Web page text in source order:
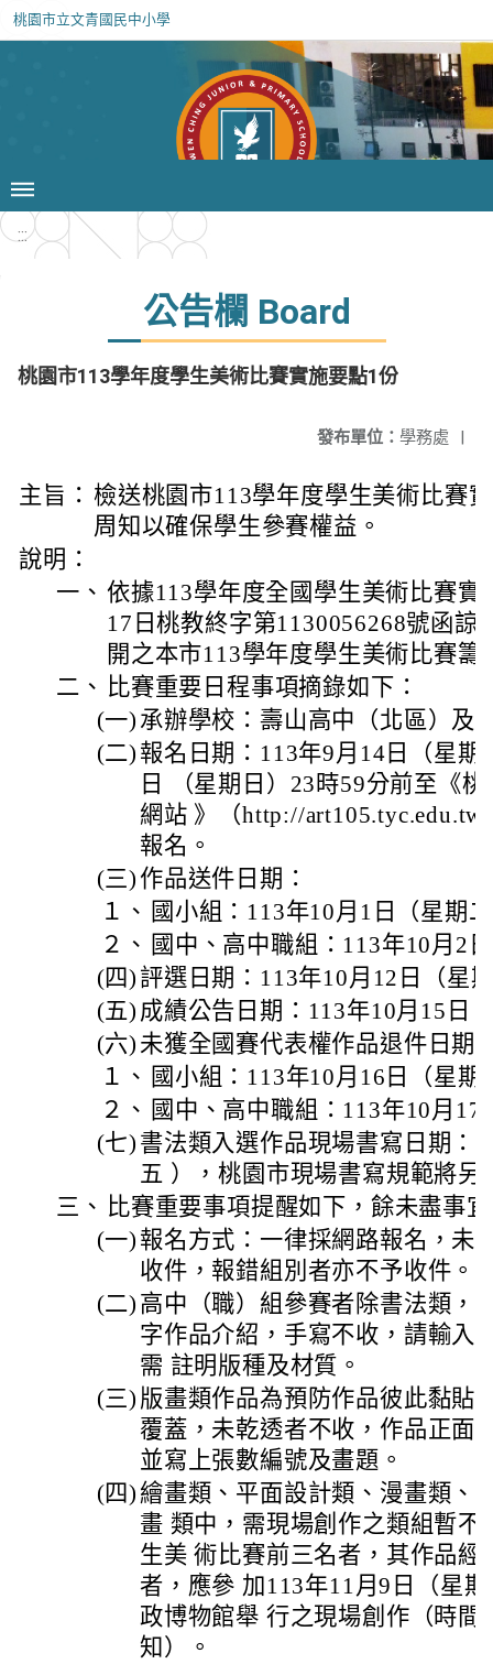
桃園市立文青國民中小學
:::
公告欄 Board
桃園市113學年度學生美術比賽實施要點1份
發布單位： 學務處 |
主旨： 檢送桃園市113學年度學生美術比賽
周知以確保學生參賽權益。
說明：
一、 依據113學年度全國學生美術比賽實
17日桃教終字第1130056268號函諒
開之本市113學年度學生美術比賽籌
二、 比賽重要日程事項摘錄如下：
(一) 承辦學校：壽山高中（北區）及
(二) 報名日期：113年9月14日（星期
日 （星期日）23時59分前至《
網站 》（http://
報名。
(三) 作品送件日期：
１、 國小組：113年10月1日（星期
２、 國中、高中職組：113年10月2
(四) 評選日期：113年10月12日（星
(五) 成績公告日期：113年10月15日
(六) 未獲全國賽代表權作品退件日期
１、 國小組：113年10月16日（星期
２、 國中、高中職組：113年10月17
(七) 書法類入選作品現場書寫日期：
五 ），桃園市現場書寫規範將另
三、 比賽重要事項提醒如下，餘未盡事
(一) 報名方式：一律採網路報名，未
收件，報錯組別者亦不予收件。
(二) 高中（職）組參賽者除書法類，
字作品介紹，手寫不收，請輸入
需 註明版種及材質。
(三) 版畫類作品為預防作品彼此黏貼
覆蓋，未乾透者不收，作品正面
並寫上張數編號及畫題。
(四) 繪畫類、平面設計類、漫畫類、
畫 類中，需現場創作之類組暫不
生美 術比賽前三名者，其作品經
者，應參 加113年11月9日（星
政博物館舉 行之現場創作（時間
知）。